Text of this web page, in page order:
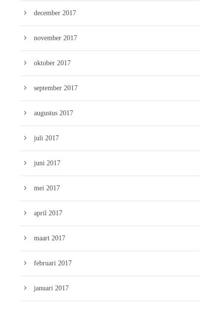
december 2017
november 2017
oktober 2017
september 2017
augustus 2017
juli 2017
juni 2017
mei 2017
april 2017
maart 2017
februari 2017
januari 2017